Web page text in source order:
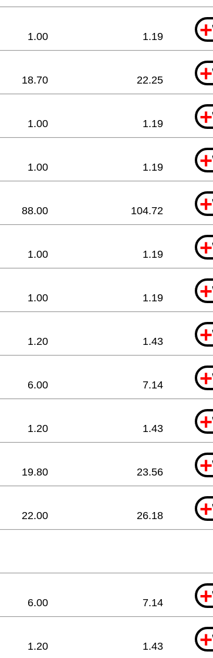
+
1.00 1.19
+
18.70 22.25
+
1.00 1.19
+
1.00 1.19
+
88.00 104.72
+
1.00 1.19
+
1.00 1.19
+
1.20 1.43
+
6.00 7.14
+
1.20 1.43
+
19.80 23.56
+
22.00 26.18
+
6.00 7.14
+
1.20 1.43